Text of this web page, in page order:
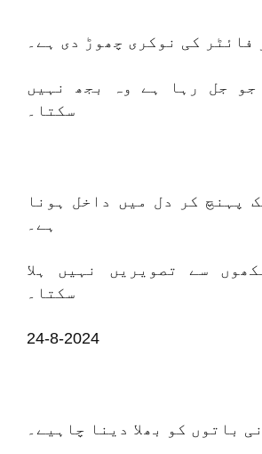
فائٹر کی نوکری چھوڑ دی ہے۔
جو جل رہا ہے وہ بجھ نہیں
سکتا۔
پہنچ کر دل میں داخل ہونا
ہے۔
سے تصویریں نہیں ہلا
سکتا۔
24-8-2024
باتوں کو بھلا دینا چاہیے۔